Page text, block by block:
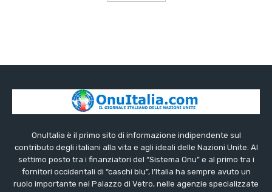
OnuItalia è il primo sito di informazione indipendente sul
contributo degli italiani alla vita e agli ideali delle Nazioni Unite. Al
settimo posto tra i finanziatori del “Sistema Onu” e al primo tra i
fornitori occidentali di “caschi blu”, l’Italia ha sempre avuto un
ruolo importante nel Palazzo di Vetro, nelle agenzie specializzate